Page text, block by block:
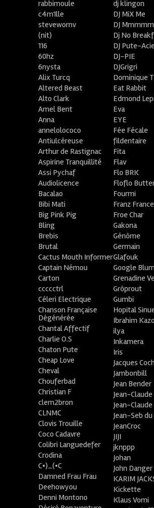
rabbimoule
c4m1lle
stevewornv
(nit)
116
60hz
6nysta
Alix Turcq
Altered Beast
Alto Clark
Amel Bent
Anna
annelolococo
Antiulcéreuse
Arthur de Rastignac
Aspirine Tranquillité
Assi Pychaf
Audiolicence
Bacalao
Bibi Mati
Big Pink Pig
Bling
Brebis
Brutal
Cactus Mouth Informer
Captain Némou
Carton
ccccctrl
Céleri Electrique
Chanson Française
Dégénérée
Chantal Affectif
Charlie O.S
Chaton Pute
Cheap Love
Cheval
Chouferbad
Christian F
clem2bron
CLNMC
Clovis Trouille
Coco Cadavre
Colibri Languedefer
Crodina
C•)_(•C
Damned Frau Frau
Deehowyou
Denni Montono
dj klingon
DJ MiX Me
DJ
Dj No
DJ Pute-
DJ-PIE
DJGrigri
Dominique
Eat Rabbit
Edmond
Eva
EYE
Fée Fécale
fildentaire
Fita
Flav
Flo BRK
Floflo
Fourmi
Franz France
Froe Char
Gakona
Génôme
Germain
Glafouk
Google
Grenadine
Grôprout
Gumbi
Hopital
Ibrahim
ilya
Inkamera
Iris
Jacques
Jambonbill
Jean Bender
Jean-
Jean-
Jean-Seb
JeanCroc
JIJI
jknppp
Johan
John Danger
KARIM
Kickette
Klaus Vomi